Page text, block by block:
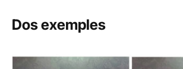
Dos exemples